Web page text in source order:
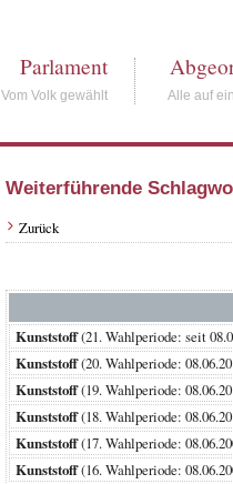
Parlament
Vom Volk gewählt Alle auf
Weiterführende
Zurück
Kunststoff(21. Wahlperiode: seit
Kunststoff(20. Wahlperiode:
Kunststoff(19. Wahlperiode:
Kunststoff(18. Wahlperiode:
Kunststoff(17. Wahlperiode:
Kunststoff(16. Wahlperiode: